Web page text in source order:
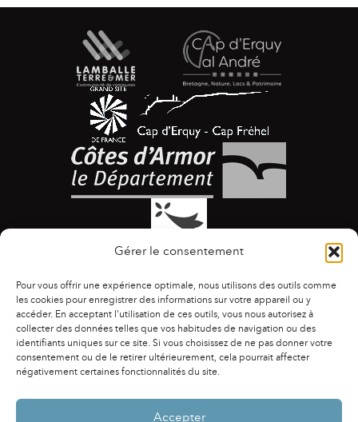
Gérer le consentement
Pour vous offrir une expérience optimale, nous utilisons des outils comme
les cookies pour enregistrer des informations sur votre appareil ou y
accéder. En acceptant l'utilisation de ces outils, vous nous autorisez à
collecter des données telles que vos habitudes de navigation ou des
identifiants uniques sur ce site. Si vous choisissez de ne pas donner votre
consentement ou de le retirer ultérieurement, cela pourrait affecter
négativement certaines fonctionnalités du site.
Accepter
ACCESSIBILITÉ | AGENDA | ASSOCIATIONS
|
CONTACTS
PUBLICATIONS ESPACE PRESSE